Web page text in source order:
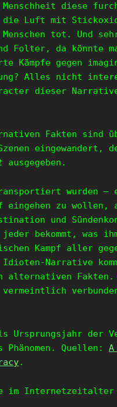
diese
die Luft mit
tot. Und
Folter, da könnte
Kämpfe gegen
Alles nicht
dieser
Fakten sind
eingewandert,
ausgegeben.
wurden –
eingehen zu
und
bekommt, was
Kampf aller
Narrative
alternativen Fakten.
der
Quellen:
.
im